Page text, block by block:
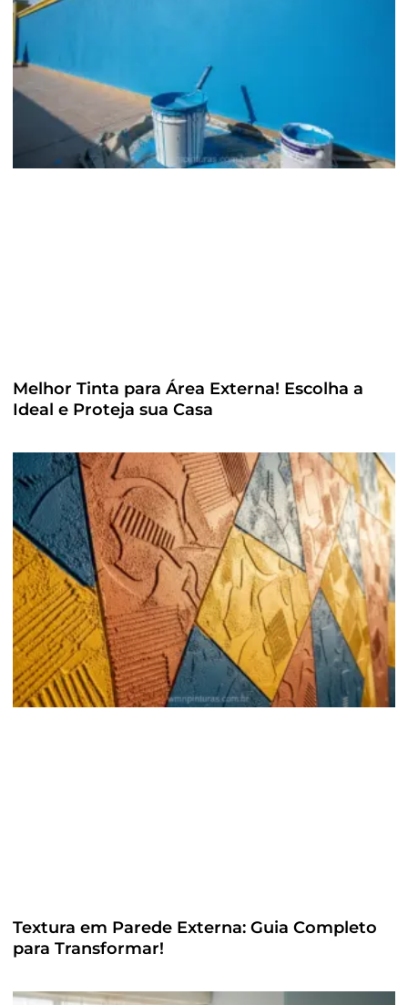
Melhor Tinta para Área Externa! Escolha a
Ideal e Proteja sua Casa
Textura em Parede Externa: Guia Completo
para Transformar!